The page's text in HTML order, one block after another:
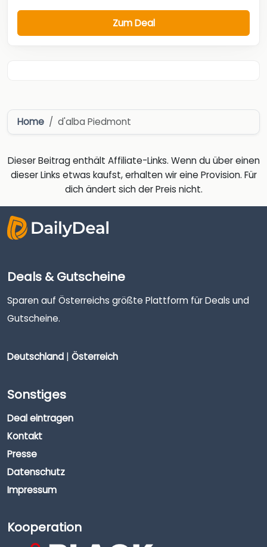
Zum Deal
Home d'alba Piedmont
Dieser Beitrag enthält Affiliate-Links. Wenn du über einen
dieser Links etwas kaufst, erhalten wir eine Provision. Für
dich ändert sich der Preis nicht.
Deals & Gutscheine
Sparen auf Österreichs größte Plattform für Deals und
Gutscheine.
Deutschland | Österreich
Sonstiges
Deal eintragen
Kontakt
Presse
Datenschutz
Impressum
Kooperation